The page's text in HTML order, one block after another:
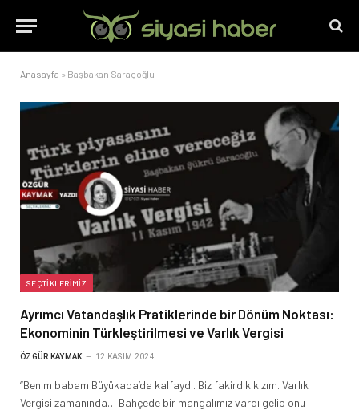
Anasayfa » Başbakan Saraçoğlu
SEÇTIKLERIMIZ
Ayrımcı Vatandaşlık Pratiklerinde bir Dönüm Noktası:
Ekonominin Türkleştirilmesi ve Varlık Vergisi
ÖZGÜR KAYMAK 12 KASIM 2024
“Benim babam Büyükada’da kalfaydı. Biz fakirdik kızım. Varlık
Vergisi zamanında… Bahçede bir mangalımız vardı gelip onu